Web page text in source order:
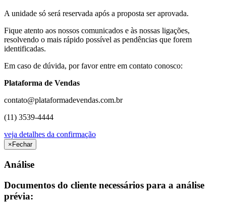
A unidade só será reservada após a proposta ser aprovada.
Fique atento aos nossos comunicados e às nossas ligações,
resolvendo o mais rápido possível as pendências que forem
identificadas.
Em caso de dúvida, por favor entre em contato conosco:
Plataforma de Vendas
contato@plataformadevendas.com.br
(11) 3539-4444
veja detalhes da confirmação
× Fechar
Análise
Documentos do cliente necessários para a análise
prévia: